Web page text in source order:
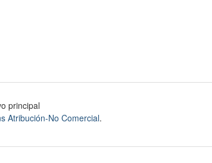
principal
Atribución-No Comercial.